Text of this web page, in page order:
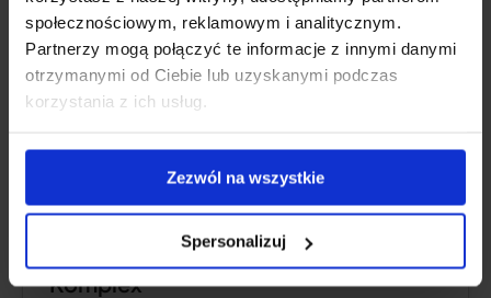
społecznościowym, reklamowym i analitycznym.
Partnerzy mogą połączyć te informacje z innymi danymi
otrzymanymi od Ciebie lub uzyskanymi podczas
korzystania z ich usług.
Zezwól na wszystkie
Spersonalizuj
Zusätzliche Informationen
Expertenmeinung
WAHL DER REDAKTION
Humana Benelife TriSen Nacht-
Komplex